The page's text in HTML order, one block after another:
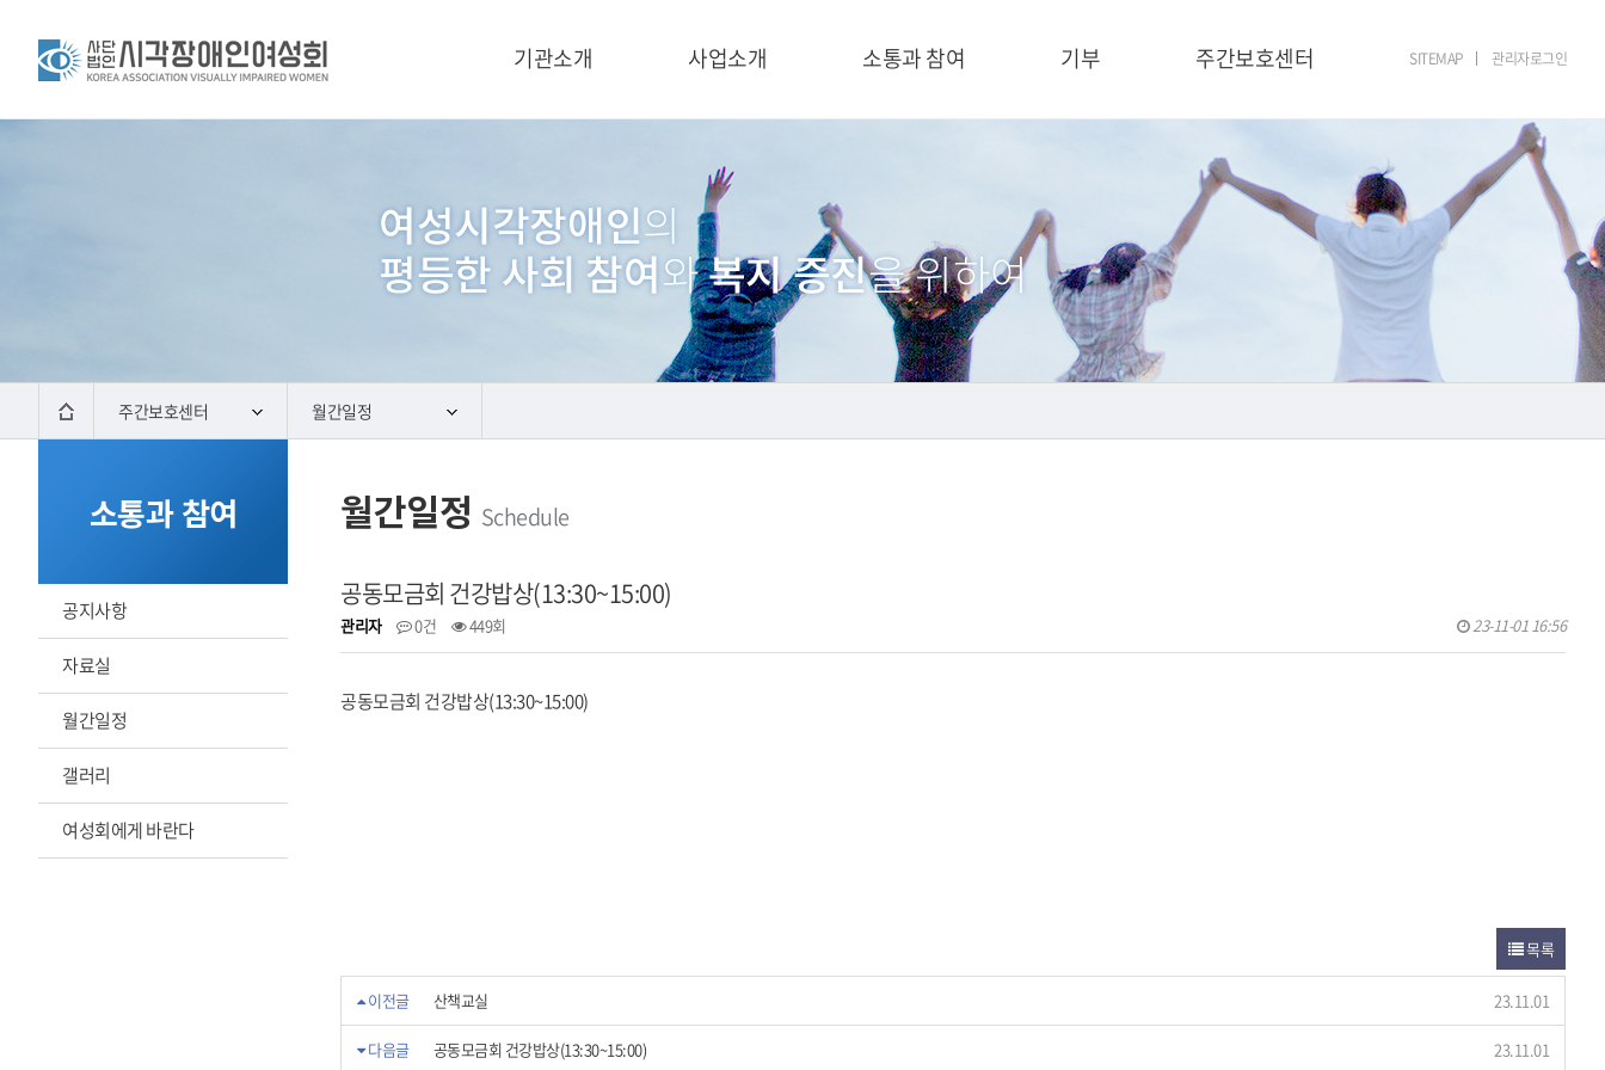
기관소개 사업소개 소통과 참여 기부 주간보호센터 SITEMAP 관리자로그인
주간보호센터 월간일정
소통과 참여
공지사항
자료실
월간일정
갤러리
여성회에게 바란다
월간일정 Schedule
공동모금회 건강밥상(13:30~15:00)
관리자 0건 449회 23-11-01 16:56
공동모금회 건강밥상(13:30~15:00)
목록
이전글 산책교실 23.11.01
다음글 공동모금회 건강밥상(13:30~15:00) 23.11.01